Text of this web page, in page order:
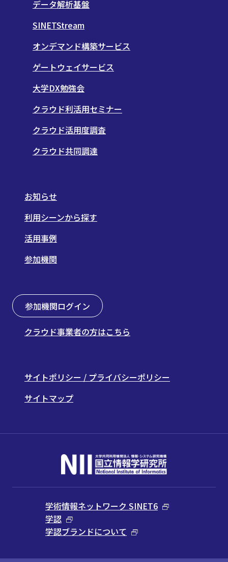
データ解析基盤
SINETStream
オンデマンド構築サービス
ゲートウェイサービス
大学DX勉強会
クラウド利活用セミナー
クラウド活用度調査
クラウド共同調達
お知らせ
利用シーンから探す
活用事例
参加機関
参加機関ログイン
クラウド事業者の方はこちら
サイトポリシー / プライバシーポリシー
サイトマップ
学術情報ネットワーク SINET6
学認
学認ブランドについて